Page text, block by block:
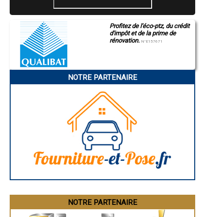
- Bilan Thermique à L'Étang-la-Ville
- Bilan Thermique à Le Port-Marly
- Bilan Thermique à Coignières
- Bilan Thermique à Maurecourt
- Bilan Thermique à Bonnières-sur-Seine
- Bilan Thermique à Fourqueux
- Bilan Thermique à Bailly
- Bilan Thermique à Freneuse
- Bilan Thermique à Juziers
- Bilan Thermique à Mareil-Marly
- Bilan Thermique à Mézières-sur-Seine
- Bilan Thermique à Ablis
- Bilan Thermique à Rocquencourt
- Bilan Thermique à Houdan
- Bilan Thermique à Montfort-l'Amaury
- Bilan Thermique à Neauphle-le-Château
- Bilan Thermique à Porcheville
- Bilan Thermique à Morainvilliers
- Bilan Thermique à Gambais
Profitez de l'éco-ptz, du crédit
d'impôt et de la prime de
rénovation. N°E157671
NOTRE PARTENAIRE
NOTRE PARTENAIRE